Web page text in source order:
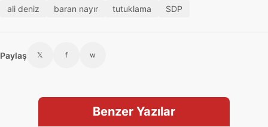
ali deniz baran nayır tutuklama SDP
Paylaş 𝕏 f w
Benzer Yazılar